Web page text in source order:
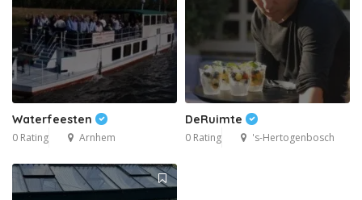
Waterfeesten
0 Rating Arnhem
DeRuimte
0 Rating 's-Hertogenbosch